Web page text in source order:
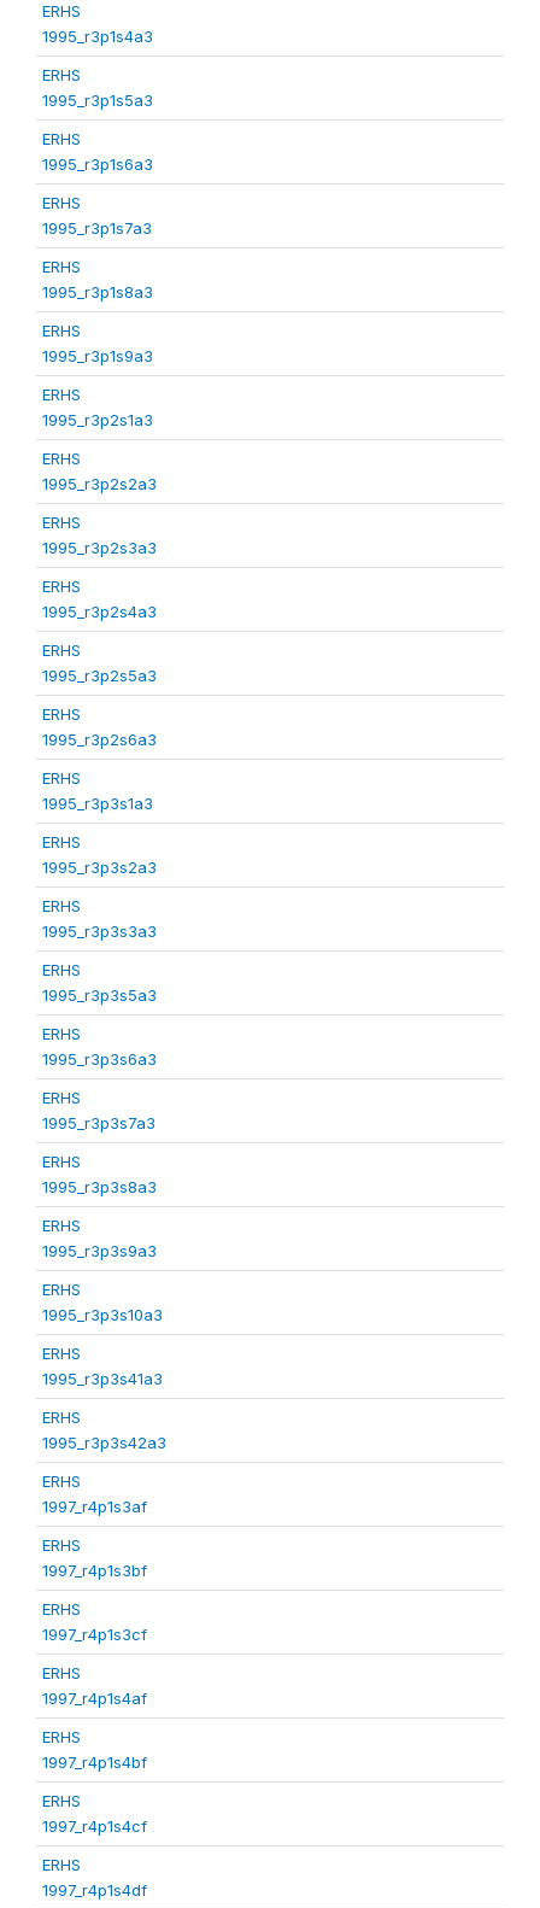
ERHS
1995_r3p1s4a3
ERHS
1995_r3p1s5a3
ERHS
1995_r3p1s6a3
ERHS
1995_r3p1s7a3
ERHS
1995_r3p1s8a3
ERHS
1995_r3p1s9a3
ERHS
1995_r3p2s1a3
ERHS
1995_r3p2s2a3
ERHS
1995_r3p2s3a3
ERHS
1995_r3p2s4a3
ERHS
1995_r3p2s5a3
ERHS
1995_r3p2s6a3
ERHS
1995_r3p3s1a3
ERHS
1995_r3p3s2a3
ERHS
1995_r3p3s3a3
ERHS
1995_r3p3s5a3
ERHS
1995_r3p3s6a3
ERHS
1995_r3p3s7a3
ERHS
1995_r3p3s8a3
ERHS
1995_r3p3s9a3
ERHS
1995_r3p3s10a3
ERHS
1995_r3p3s41a3
ERHS
1995_r3p3s42a3
ERHS
1997_r4p1s3af
ERHS
1997_r4p1s3bf
ERHS
1997_r4p1s3cf
ERHS
1997_r4p1s4af
ERHS
1997_r4p1s4bf
ERHS
1997_r4p1s4cf
ERHS
1997_r4p1s4df